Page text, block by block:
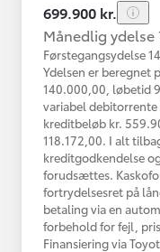
699.900 kr.
Månedlig ydelse
Førstegangsydelse
Ydelsen er beregnet
140.000,00, løbetid
variabel debitorrente
kreditbeløb kr.
118.172,00. I alt
kreditgodkendelse
forudsættes.
fortrydelsesret på
betaling via en
forbehold for fejl,
Finansiering via